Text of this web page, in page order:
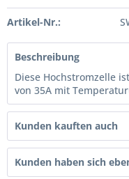
Artikel-Nr.:
Beschreibung
Diese Hochstromzelle
von 35A mit
Kunden kauften auch
Kunden haben sich